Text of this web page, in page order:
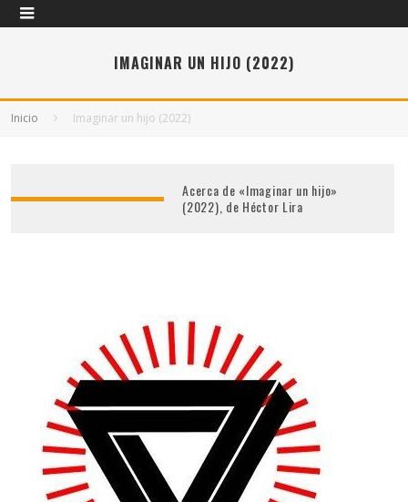
IMAGINAR UN HIJO (2022)
Inicio Imaginar un hijo (2022)
Acerca de «Imaginar un hijo»
(2022), de Héctor Lira